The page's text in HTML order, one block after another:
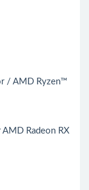
/ AMD Ryzen™
Radeon RX